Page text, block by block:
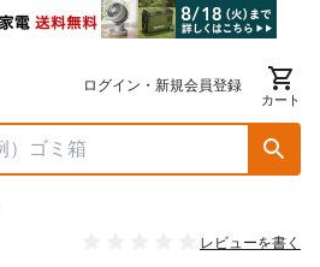
ログイン・新規会員登録
カート
レビューを書く